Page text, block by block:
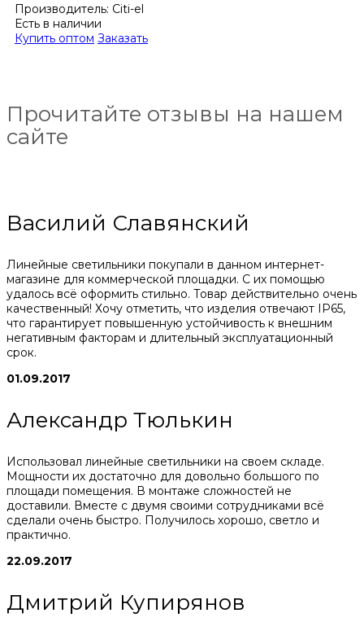
Производитель: Citi-el
Есть в наличии
Купить оптом Заказать
Прочитайте отзывы на нашем
сайте
Василий Славянский
Линейные светильники покупали в данном интернет-
магазине для коммерческой площадки. С их помощью
удалось всё оформить стильно. Товар действительно очень
качественный! Хочу отметить, что изделия отвечают IP65,
что гарантирует повышенную устойчивость к внешним
негативным факторам и длительный эксплуатационный
срок.
01.09.2017
Александр Тюлькин
Использовал линейные светильники на своем складе.
Мощности их достаточно для довольно большого по
площади помещения. В монтаже сложностей не
доставили. Вместе с двумя своими сотрудниками всё
сделали очень быстро. Получилось хорошо, светло и
практично.
22.09.2017
Дмитрий Купирянов